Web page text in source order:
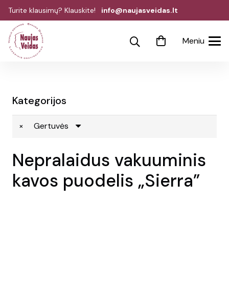
Turite klausimų? Klauskite! info@naujasveidas.lt
Meniu
Kategorijos
× Gertuvės
Nepralaidus vakuuminis
kavos puodelis „Sierra”